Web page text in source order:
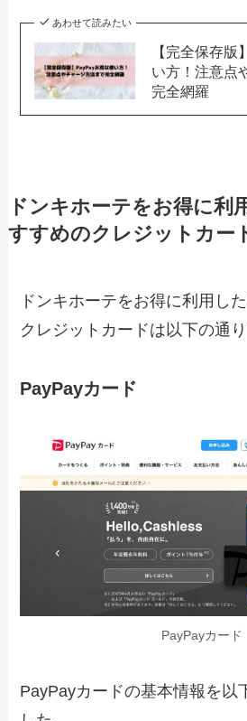
あわせて読みたい
【完全保存版
い方！注意点
完全網羅
ドンキホーテをお得に利
すすめのクレジットカー
ドンキホーテをお得に利用し
クレジットカードは以下の通り
PayPayカード
PayPayカード
PayPayカードの基本情報を以